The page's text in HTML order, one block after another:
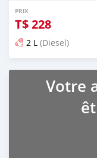
PRIX
T$228
2 L (Diesel)
Publié il y a 2 mois
Votre